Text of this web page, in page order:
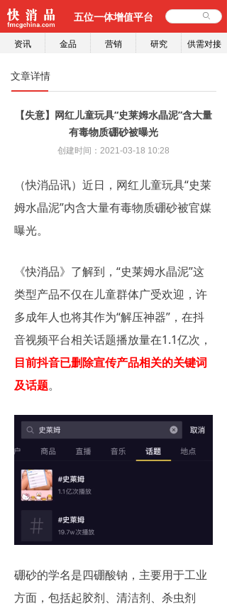
五位一体增值平台 ꄙ
资讯 金品 营销 研究 供需对接
【失意】网红儿童玩具“史莱姆水晶泥”含大量
有毒物质硼砂被曝光
（快消品讯）近日，网红儿童玩具“史莱
姆水晶泥”内含大量有毒物质硼砂被官媒
曝光。
《快消品》了解到，“史莱姆水晶泥”这
类型产品不仅在儿童群体广受欢迎，许
多成年人也将其作为“解压神器”，在抖
音视频平台相关话题播放量在1.1亿次，
目前抖音已删除宣传产品相关的关键词
及话题。
硼砂的学名是四硼酸钠，主要用于工业
方面，包括起胶剂、清洁剂、杀虫剂
文章详情
创建时间： 2021-03-18 10:28